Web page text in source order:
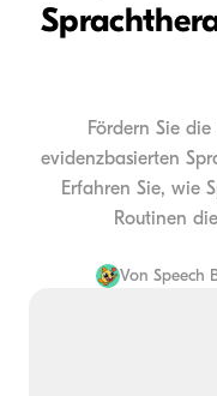
Fördern Sie
evidenzbasierten
Erfahren Sie, wie
Routinen
Von Speech